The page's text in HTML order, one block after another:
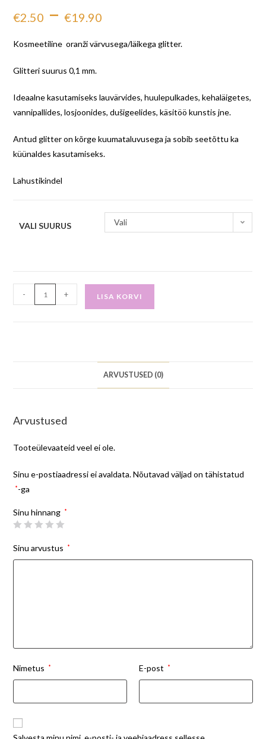
€2.50 – €19.90
Kosmeetiline oranži värvusega/läikega glitter.
Glitteri suurus 0,1 mm.
Ideaalne kasutamiseks lauvärvides, huulepulkades, kehaläigetes,
vannipallides, losjoonides, dušigeelides, käsitöö kunstis jne.
Antud glitter on kõrge kuumataluvusega ja sobib seetõttu ka
küünaldes kasutamiseks.
Lahustikindel
VALI SUURUS Vali
- + LISA KORVI
ARVUSTUSED (0)
Arvustused
Tooteülevaateid veel ei ole.
Sinu e-postiaadressi ei avaldata. Nõutavad väljad on tähistatud
*-ga
Sinu hinnang *
Sinu arvustus *
Nimetus * E-post *